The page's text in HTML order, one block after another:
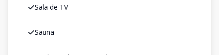
Sala de TV
Sauna